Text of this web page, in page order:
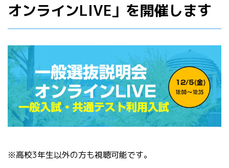
オンラインLIVE」を開催します
※高校3年生以外の方も視聴可能です。